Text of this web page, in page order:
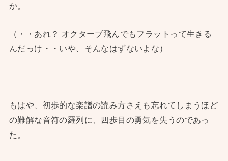
か。
（・・あれ？ オクターブ飛んでもフラットって生きる
んだっけ・・いや、そんなはずないよな）
もはや、初歩的な楽譜の読み方さえも忘れてしまうほど
の難解な音符の羅列に、四歩目の勇気を失うのであっ
た。